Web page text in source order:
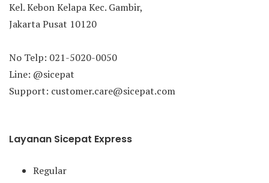
Kel. Kebon Kelapa Kec. Gambir,
Jakarta Pusat 10120
No Telp: 021-5020-0050
Line: @sicepat
Support: customer.care@sicepat.com
Layanan Sicepat Express
Regular